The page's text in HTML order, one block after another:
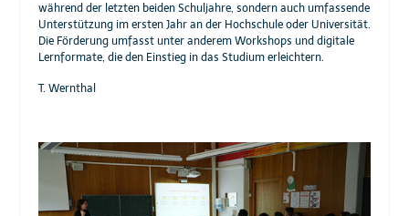
während der letzten beiden Schuljahre, sondern auch umfassende
Unterstützung im ersten Jahr an der Hochschule oder Universität.
Die Förderung umfasst unter anderem Workshops und digitale
Lernformate, die den Einstieg in das Studium erleichtern.
T. Wernthal